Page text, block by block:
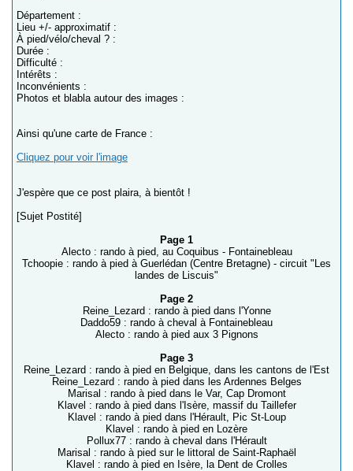
Département :
Lieu +/- approximatif :
À pied/vélo/cheval ? :
Durée :
Difficulté :
Intérêts :
Inconvénients :
Photos et blabla autour des images :
Ainsi qu'une carte de France :
Cliquez pour voir l'image
J'espère que ce post plaira, à bientôt !
[Sujet Postité]
Page 1
Alecto : rando à pied, au Coquibus - Fontainebleau
Tchoopie : rando à pied à Guerlédan (Centre Bretagne) - circuit "Les
landes de Liscuis"
Page 2
Reine_Lezard : rando à pied dans l'Yonne
Daddo59 : rando à cheval à Fontainebleau
Alecto : rando à pied aux 3 Pignons
Page 3
Reine_Lezard : rando à pied en Belgique, dans les cantons de l'Est
Reine_Lezard : rando à pied dans les Ardennes Belges
Marisal : rando à pied dans le Var, Cap Dromont
Klavel : rando à pied dans l'Isère, massif du Taillefer
Klavel : rando à pied dans l'Hérault, Pic St-Loup
Klavel : rando à pied en Lozère
Pollux77 : rando à cheval dans l'Hérault
Marisal : rando à pied sur le littoral de Saint-Raphaël
Klavel : rando à pied en Isère, la Dent de Crolles